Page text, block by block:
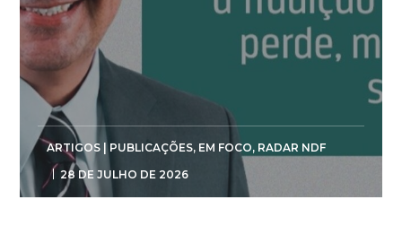
ARTIGOS | PUBLICAÇÕES, EM FOCO, RADAR NDF
28 DE JULHO DE 2026